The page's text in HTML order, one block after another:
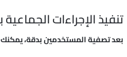
تنفيذ الإجراءات
بعد تصفية المستخدمين بدقة،